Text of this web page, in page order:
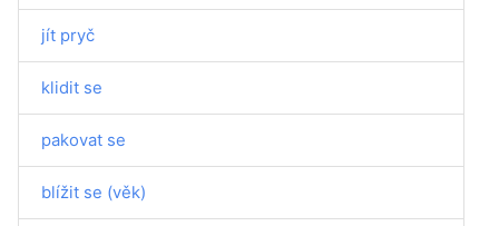
jít pryč
klidit se
pakovat se
blížit se (věk)